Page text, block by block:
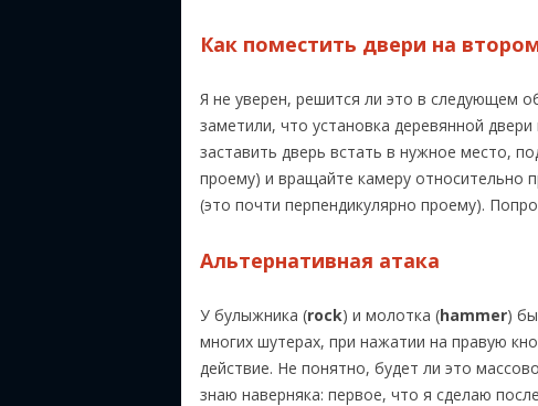
Как поместить двери на
Я не уверен, решится ли это в следующем
заметили, что установка деревянной
заставить дверь встать в нужное место,
проему) и вращайте камеру относительно
(это почти перпендикулярно проему).
Альтернативная атака
У булыжника (rock) и молотка (hammer)
многих шутерах, при нажатии на правую
действие. Не понятно, будет ли это
знаю наверняка: первое, что я сделаю